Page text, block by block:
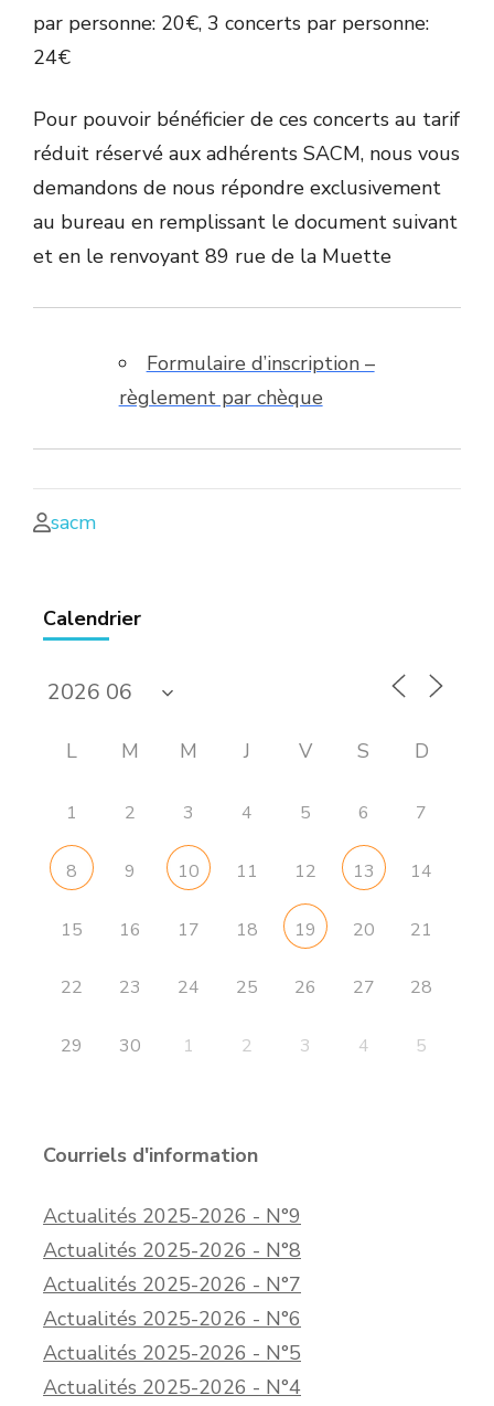
par personne: 20€, 3 concerts par personne:
24€
Pour pouvoir bénéficier de ces concerts au tarif
réduit réservé aux adhérents SACM, nous vous
demandons de nous répondre exclusivement
au bureau en remplissant le document suivant
et en le renvoyant 89 rue de la Muette
Formulaire d’inscription –
règlement par chèque
sacm
Calendrier
L M M J V S D
1 2 3 4 5 6 7
8 9 10 11 12 13 14
15 16 17 18 19 20 21
22 23 24 25 26 27 28
29 30 1 2 3 4 5
Courriels d'information
Actualités 2025-2026 - N°9
Actualités 2025-2026 - N°8
Actualités 2025-2026 - N°7
Actualités 2025-2026 - N°6
Actualités 2025-2026 - N°5
Actualités 2025-2026 - N°4